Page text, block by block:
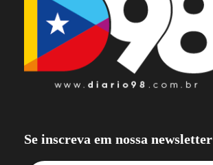
Se inscreva em nossa newsletter